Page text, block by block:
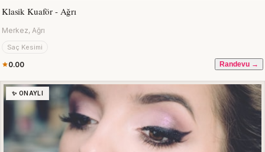
Klasik Kuaför - Ağrı
Merkez, Ağrı
Saç Kesimi
0.00 Randevu →
✨ ONAYLI